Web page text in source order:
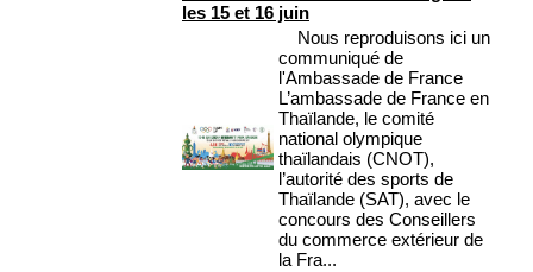
les 15 et 16 juin
Nous reproduisons ici un
communiqué de
l'Ambassade de France
L’ambassade de France en
Thaïlande, le comité
national olympique
thaïlandais (CNOT),
l’autorité des sports de
Thaïlande (SAT), avec le
concours des Conseillers
du commerce extérieur de
la Fra...